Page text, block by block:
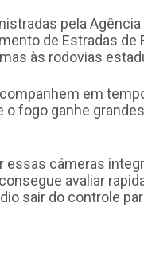
pela Agência
de Estradas de
às rodovias
em
fogo ganhe grandes
essas câmeras
avaliar
sair do controle